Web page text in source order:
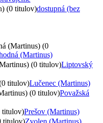
(0 titulov)dostupná (bez
(Martinus) (0
(Martinus)
(0 titulov)Liptovský
titulov)Lučenec (Martinus)
(0 titulov)Považská
titulov)Prešov (Martinus)
titulov)Zvolen (Martinus)